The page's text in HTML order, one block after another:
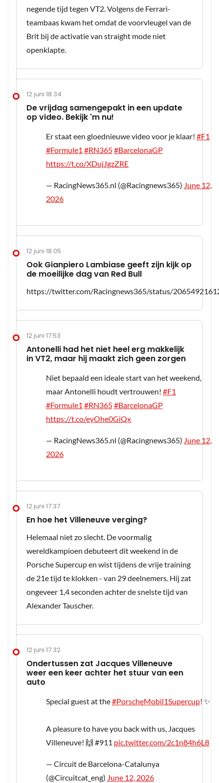
negende tijd tegen VT2. Volgens de Ferrari-
teambaas kwam het omdat de voorvleugel van de
Brit bij de activatie van straight mode niet
openklapte.
12 juni 18:34
De vrijdag samengepakt in een update
op video. Bekijk 'm nu!
Er staat een gloednieuwe video voor je klaar! #F1
#Formule1 #RN365#BarcelonaGP
https://t.co/XDujJgzZRE
— RacingNews365.nl (@Racingnews365) June 12,
2026
12 juni 18:05
Ook Gianpiero Lambiase geeft zijn kijk op
de moeilijke dag van Red Bull
https://twitter.com/Racingnews365/status/
12 juni 17:53
Antonelli had het niet heel erg makkelijk
in VT2, maar hij maakt zich geen zorgen
Niet bepaald een ideale start van het weekend,
maar Antonelli houdt vertrouwen! #F1
#Formule1 #RN365#BarcelonaGP
https://t.co/eyOhe0GiQx
— RacingNews365.nl (@Racingnews365) June 12,
2026
12 juni 17:37
En hoe het Villeneuve verging?
Helemaal niet zo slecht. De voormalig
wereldkampioen debuteert dit weekend in de
Porsche Supercup en wist tijdens de vrije training
de 21e tijd te klokken - van 29 deelnemers. Hij zat
ongeveer 1,4 seconden achter de snelste tijd van
Alexander Tauscher.
12 juni 17:32
Ondertussen zat Jacques Villeneuve
weer een keer achter het stuur van een
auto
Special guest at the#PorscheMobil1Supercup! ✨
A pleasure to have you back with us, Jacques
Villeneuve! 🙌 #911 pic.twitter.com/2c1n84h6L8
— Circuit de Barcelona-Catalunya
(@Circuitcat_eng) June 12, 2026